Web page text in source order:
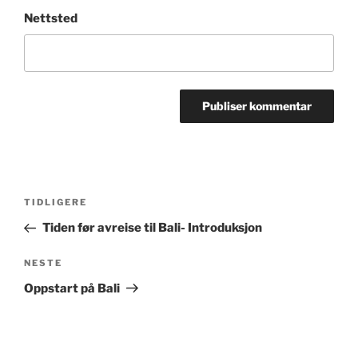
Nettsted
Innleggsnavigasjon
Forrige
innlegg
TIDLIGERE
Tiden før avreise til Bali- Introduksjon
Neste
innlegg
NESTE
Oppstart på Bali